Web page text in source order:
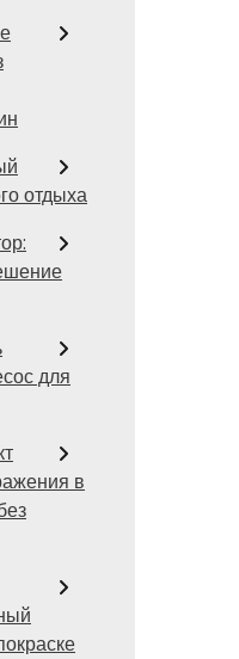
отдыха
для
в